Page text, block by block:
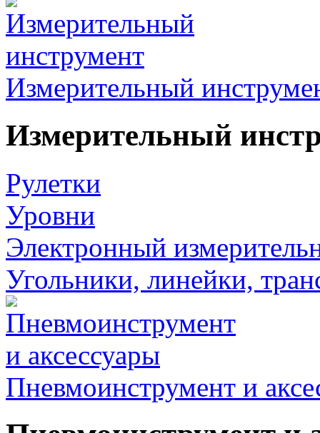
Измерительный
Измерительный
Рулетки
Уровни
Электронный
Угольники, линейки,
Пневмоинструмент и